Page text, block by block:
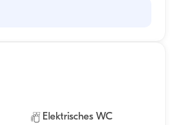
Elektrisches WC